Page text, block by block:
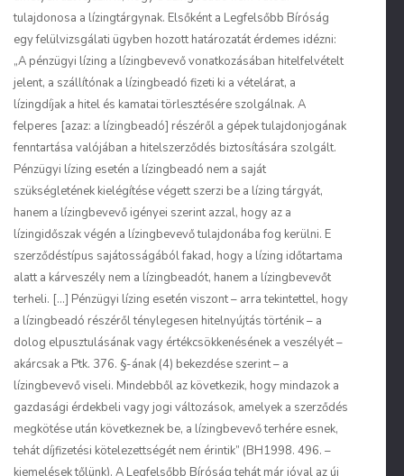
tulajdonosa a lízingtárgynak. Elsőként a Legfelsőbb Bíróság
egy felülvizsgálati ügyben hozott határozatát érdemes idézni:
„A pénzügyi lízing a lízingbevevő vonatkozásában hitelfelvételt
jelent, a szállítónak a lízingbeadó fizeti ki a vételárat, a
lízingdíjak a hitel és kamatai törlesztésére szolgálnak. A
felperes [azaz: a lízingbeadó] részéről a gépek tulajdonjogának
fenntartása valójában a hitelszerződés biztosítására szolgált.
Pénzügyi lízing esetén a lízingbeadó nem a saját
szükségletének kielégítése végett szerzi be a lízing tárgyát,
hanem a lízingbevevő igényei szerint azzal, hogy az a
lízingidőszak végén a lízingbevevő tulajdonába fog kerülni. E
szerződéstípus sajátosságából fakad, hogy a lízing időtartama
alatt a kárveszély nem a lízingbeadót, hanem a lízingbevevőt
terheli. […] Pénzügyi lízing esetén viszont – arra tekintettel, hogy
a lízingbeadó részéről ténylegesen hitelnyújtás történik – a
dolog elpusztulásának vagy értékcsökkenésének a veszélyét –
akárcsak a Ptk. 376. §-ának (4) bekezdése szerint – a
lízingbevevő viseli. Mindebből az következik, hogy mindazok a
gazdasági érdekbeli vagy jogi változások, amelyek a szerződés
megkötése után következnek be, a lízingbevevő terhére esnek,
tehát díjfizetési kötelezettségét nem érintik” (BH1998. 496. –
kiemelések tőlünk). A Legfelsőbb Bíróság tehát már jóval az új